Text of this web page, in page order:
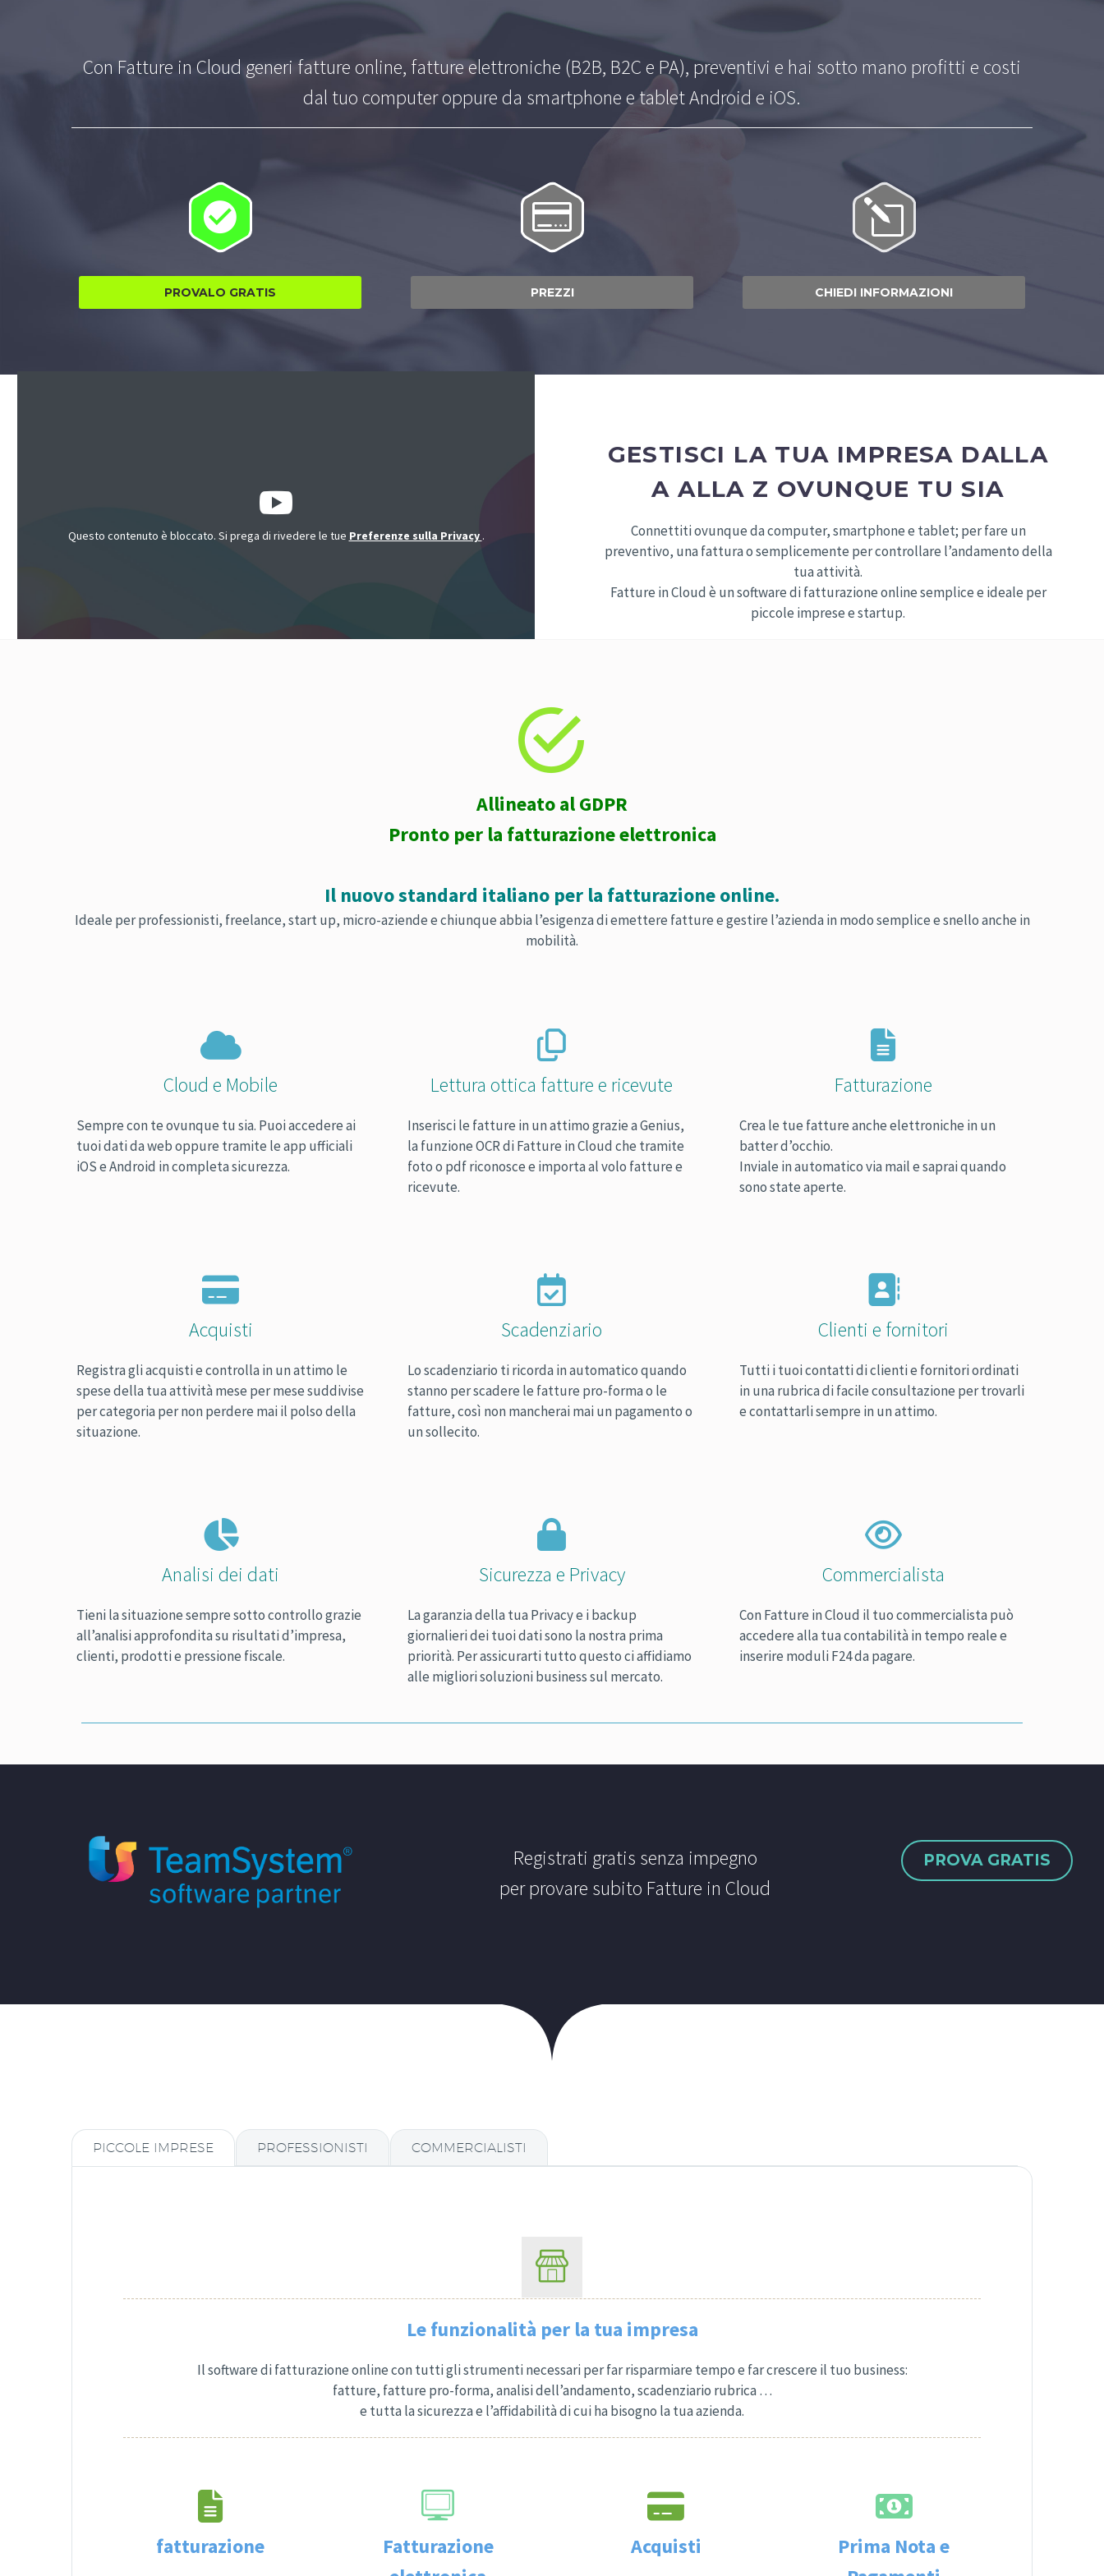
Con Fatture in Cloud generi fatture online, fatture elettroniche (B2B, B2C e PA), preventivi e hai sotto mano profitti e costi
dal tuo computer oppure da smartphone e tablet Android e iOS.


PROVALO GRATIS


PREZZI
l
l
CHIEDI INFORMAZIONI
Questo contenuto è bloccato. Si prega di rivedere le tue Preferenze sulla Privacy .
GESTISCI LA TUA IMPRESA DALLA
A ALLA Z OVUNQUE TU SIA
Connettiti ovunque da computer, smartphone e tablet; per fare un
preventivo, una fattura o semplicemente per controllare l’andamento della
tua attività.
Fatture in Cloud è un software di fatturazione online semplice e ideale per
piccole imprese e startup.


Allineato al GDPR
Pronto per la fatturazione elettronica
Il nuovo standard italiano per la fatturazione online.
Ideale per professionisti, freelance, start up, micro-aziende e chiunque abbia l’esigenza di emettere fatture e gestire l’azienda in modo semplice e snello anche in
mobilità.
Cloud e Mobile
Sempre con te ovunque tu sia. Puoi accedere ai
tuoi dati da web oppure tramite le app ufficiali
iOS e Android in completa sicurezza.
Lettura ottica fatture e ricevute
Inserisci le fatture in un attimo grazie a Genius,
la funzione OCR di Fatture in Cloud che tramite
foto o pdf riconosce e importa al volo fatture e
ricevute.
Fatturazione
Crea le tue fatture anche elettroniche in un
batter d’occhio.
Inviale in automatico via mail e saprai quando
sono state aperte.
Acquisti
Registra gli acquisti e controlla in un attimo le
spese della tua attività mese per mese suddivise
per categoria per non perdere mai il polso della
situazione.
Scadenziario
Lo scadenziario ti ricorda in automatico quando
stanno per scadere le fatture pro-forma o le
fatture, così non mancherai mai un pagamento o
un sollecito.
Clienti e fornitori
Tutti i tuoi contatti di clienti e fornitori ordinati
in una rubrica di facile consultazione per trovarli
e contattarli sempre in un attimo.
Analisi dei dati
Tieni la situazione sempre sotto controllo grazie
all’analisi approfondita su risultati d’impresa,
clienti, prodotti e pressione fiscale.
Sicurezza e Privacy
La garanzia della tua Privacy e i backup
giornalieri dei tuoi dati sono la nostra prima
priorità. Per assicurarti tutto questo ci affidiamo
alle migliori soluzioni business sul mercato.
Commercialista
Con Fatture in Cloud il tuo commercialista può
accedere alla tua contabilità in tempo reale e
inserire moduli F24 da pagare.
Registrati gratis senza impegno
per provare subito Fatture in Cloud
PROVA GRATIS
PICCOLE IMPRESE PROFESSIONISTI COMMERCIALISTI
Le funzionalità per la tua impresa
Il software di fatturazione online con tutti gli strumenti necessari per far risparmiare tempo e far crescere il tuo business:
fatture, fatture pro-forma, analisi dell’andamento, scadenziario rubrica …
e tutta la sicurezza e l’affidabilità di cui ha bisogno la tua azienda.
fatturazione
Fatturazione
Acquisti
Prima Nota e